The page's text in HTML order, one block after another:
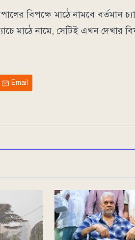
বিপক্ষে মাঠে নামবে বর্তমান
মাঠে নামে, সেটিই এখন দেখার
Email